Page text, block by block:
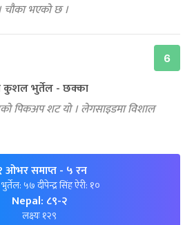
भएको छ ।
6
कुशल भुर्तेल - छक्का
पिकअप शट यो । लेगसाइडमा विशाल
ओभर समाप्त- ५ रन
५७ दीपेन्द्र सिंह ऐरी: १०
Nepal: ८९-२
लक्ष्यः १२९